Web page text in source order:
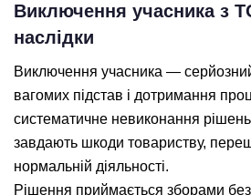
Виключення учасника з
наслідки
Виключення учасника —
вагомих підстав і дотримання
систематичне невиконання рішень
завдають шкоди товариству,
нормальній діяльності.
Рішення приймається зборами